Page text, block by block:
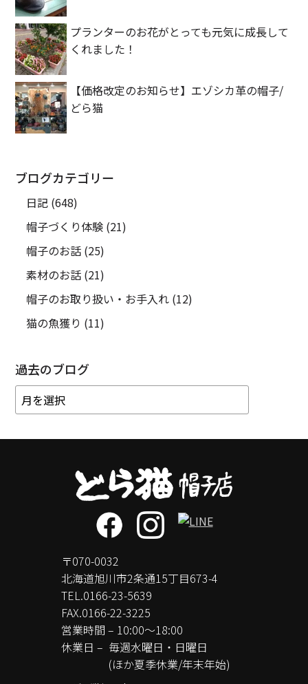
プランターのお花がとっても元気に成長して
くれました！
【価格改定のお知らせ】エゾシカ革の帽子/
どら猫
ブログカテゴリー
日記 (648)
帽子づくり体験 (21)
帽子のお話 (25)
素材のお話 (21)
帽子のお取り扱い・お手入れ (12)
猫の魚獲り (11)
過去のブログ
〒070-0032
北海道旭川市2条通15丁目673-4
TEL.0166-23-5639
FAX.0166-22-3225
営業時間 – 10:00～18:00
休業日 – 毎週水曜日・日曜日
(ほか夏季休業/年末年始)